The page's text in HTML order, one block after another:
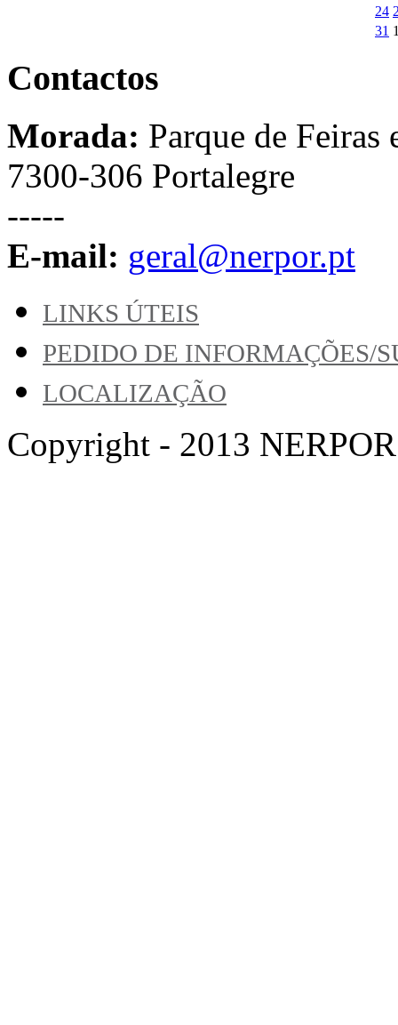
24
31
Contactos
Morada: Parque de Feiras
7300-306 Portalegre
-----
E-mail: geral@nerpor.pt
LINKS ÚTEIS
PEDIDO DE INFORMAÇÕES/
LOCALIZAÇÃO
Copyright - 2013